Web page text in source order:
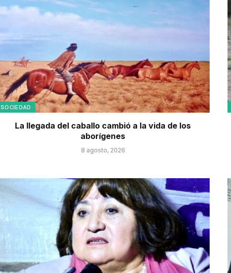
SOCIEDAD
La llegada del caballo cambió a la vida de los
aborígenes
8 agosto, 2026